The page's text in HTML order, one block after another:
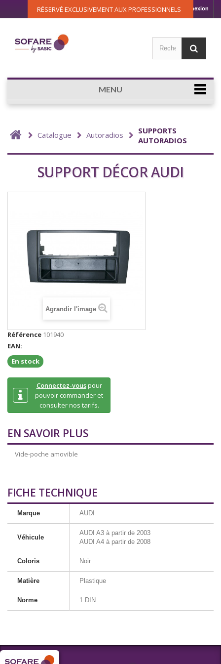
Connexion
RÉSERVÉ EXCLUSIVEMENT AUX PROFESSIONNELS
MENU
Catalogue Autoradios
SUPPORTS
AUTORADIOS
SUPPORT DÉCOR AUDI
Agrandir l'image
Référence 101940
EAN:
En stock
Connectez-vouspour
pouvoir commander et
consulter nos tarifs.
EN SAVOIR PLUS
Vide-poche amovible
FICHE TECHNIQUE
Marque AUDI
Véhicule
AUDI A3 à partir de 2003
AUDI A4 à partir de 2008
Coloris Noir
Matière Plastique
Norme 1 DIN